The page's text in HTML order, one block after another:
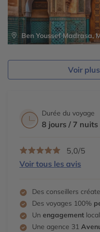
Ben Youssef Madrasa,
Voir
Durée du voyage
8 jours / 7 nuits
5,0/5
Voir tous les avis
Des conseillers
Des voyages 100%
Un engagement
Une agence 31